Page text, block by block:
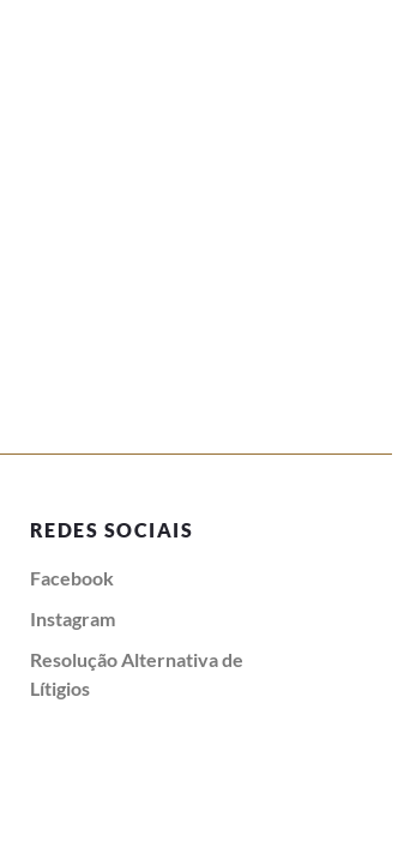
REDES SOCIAIS
Facebook
Instagram
Resolução Alternativa de
Lítigios